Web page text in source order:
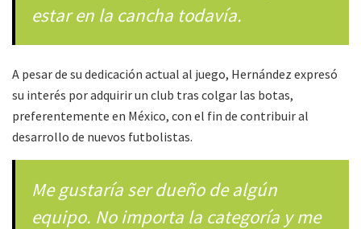
estar en la cancha todavía.
A pesar de su dedicación actual al juego, Hernández expresó
su interés por adquirir un club tras colgar las botas,
preferentemente en México, con el fin de contribuir al
desarrollo de nuevos futbolistas.
Me gustaría ser dueño de algún
equipo. No importa la categoría y me